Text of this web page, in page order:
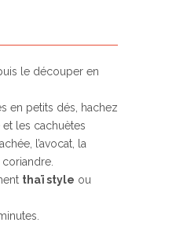
le découper en
en petits dés, hachez
et les cachuètes
l’avocat, la
thaï style ou